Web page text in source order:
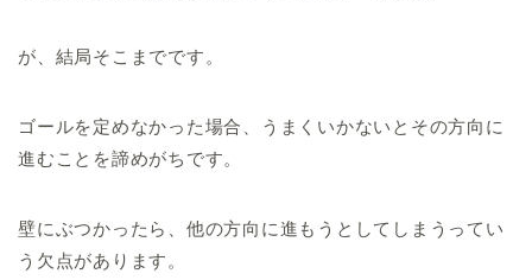
が、結局そこまでです。
ゴールを定めなかった場合、うまくいかないとその方向に
進むことを諦めがちです。
壁にぶつかったら、他の方向に進もうとしてしまうってい
う欠点があります。